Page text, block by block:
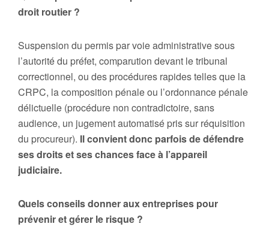
droit routier ?
Suspension du permis par voie administrative sous
l’autorité du préfet, comparution devant le tribunal
correctionnel, ou des procédures rapides telles que la
CRPC, la composition pénale ou l’ordonnance pénale
délictuelle (procédure non contradictoire, sans
audience, un jugement automatisé pris sur réquisition
du procureur). Il convient donc parfois de défendre
ses droits et ses chances face à l’appareil
judiciaire.
Quels conseils donner aux entreprises pour
prévenir et gérer le risque ?